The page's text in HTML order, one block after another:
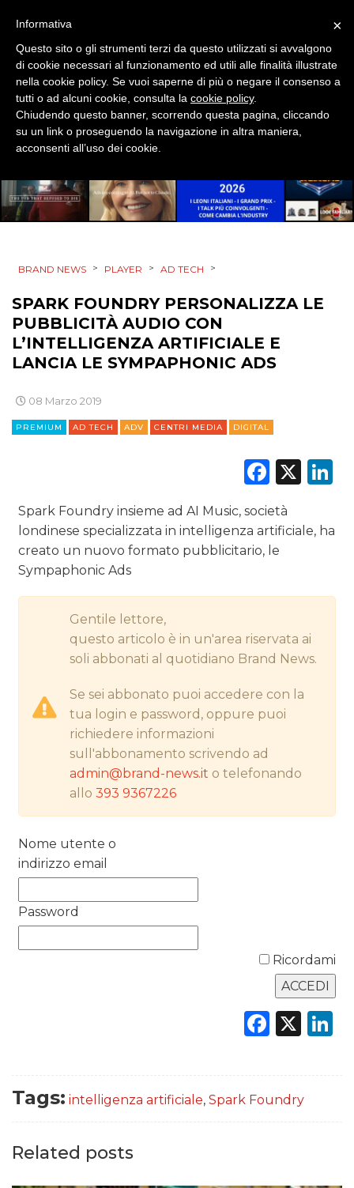
MOBILE
PROMOZIONI
PRODOTTI
CSR
CINEMA
DIGITALE
EDITORIA
ESTERNA
TV
RICERCHE
PREVISIONI/SCENARI
NORMATIVE
CASE HISTORY
BRAND NEWS > PLAYER > AD TECH >
SPARK FOUNDRY PERSONALIZZA LE
PUBBLICITÀ AUDIO CON
L’INTELLIGENZA ARTIFICIALE E
LANCIA LE SYMPAPHONIC ADS
08 Marzo 2019
PREMIUM AD TECH ADV CENTRI MEDIA DIGITAL
X
Spark Foundry insieme ad AI Music, società
londinese specializzata in intelligenza artificiale, ha
creato un nuovo formato pubblicitario, le
Sympaphonic Ads
Gentile lettore,
questo articolo è in un'area riservata ai
soli abbonati al quotidiano Brand News.
Se sei abbonato puoi accedere con la
tua login e password, oppure puoi
richiedere informazioni
sull'abbonamento scrivendo ad
admin@brand-news.it o telefonando
allo393 9367226
Nome utente o
indirizzo email
Password
Ricordami
X
Tags: intelligenza artificiale, Spark Foundry
Related posts
×
Informativa
Questo sito o gli strumenti terzi da questo utilizzati si avvalgono
di cookie necessari al funzionamento ed utili alle finalità illustrate
nella cookie policy. Se vuoi saperne di più o negare il consenso a
tutti o ad alcuni cookie, consulta la cookie policy.
Chiudendo questo banner, scorrendo questa pagina, cliccando
su un link o proseguendo la navigazione in altra maniera,
acconsenti all’uso dei cookie.